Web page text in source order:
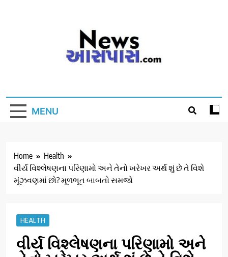
MENU
Home
Health
વીર્ય વિશ્લેષણના પરિણામો અને તેનો ખરેખર અર્થ શું છે તે વિશે
મૂંઝવણમાં છો? મૂળભૂત બાબતો સમજો
HEALTH
વીર્ય વિશ્લેષણના પરિણામો અને